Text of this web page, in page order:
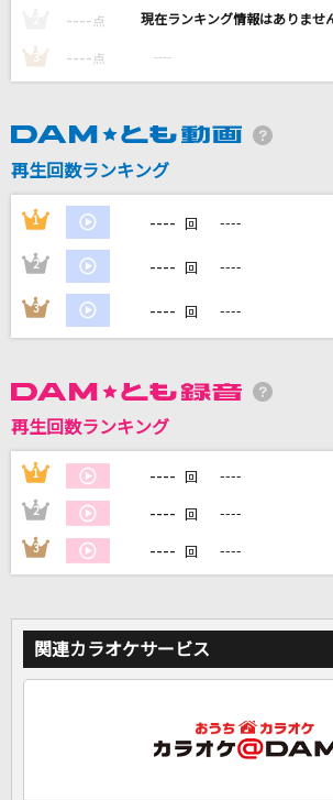
Like A Angel
ポルノグラフィティ
カラオケ最新情報をチェック！
---- 点 ----
3 ---- 点 ----
再生回数ランキング
1 ---- 回 ----
2 ---- 回 ----
3 ---- 回 ----
再生回数ランキング
1 ---- 回 ----
2 ---- 回 ----
3 ---- 回 ----
関連カラオケサービス